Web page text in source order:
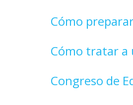
Cómo
Cómo tratar a
Congreso de